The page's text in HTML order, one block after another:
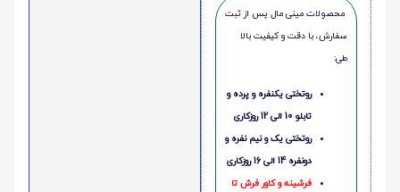
محصولات مینی‌ مال پس از ثبت
سفارش، با دقت و کیفیت بالا
طی:
روتختی یکنفره و پرده و
تابلو 10 الی 12 روزکاری
روتختی یک و نیم نفره و
دونفره 14 الی 16 روزکاری
فرشینه و کاور فرش تا